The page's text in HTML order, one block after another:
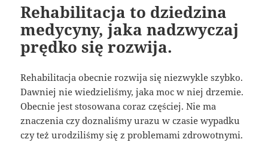
Rehabilitacja to dziedzina
medycyny, jaka nadzwyczaj
prędko się rozwija.
Rehabilitacja obecnie rozwija się niezwykle szybko.
Dawniej nie wiedzieliśmy, jaka moc w niej drzemie.
Obecnie jest stosowana coraz częściej. Nie ma
znaczenia czy doznaliśmy urazu w czasie wypadku
czy też urodziliśmy się z problemami zdrowotnymi.